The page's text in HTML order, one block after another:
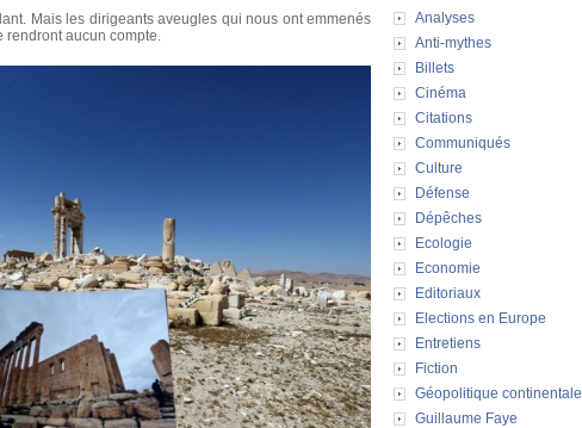
Analyses
Anti-mythes
Billets
Cinéma
Citations
Communiqués
Culture
Défense
Dépêches
Ecologie
Economie
Editoriaux
Elections en Europe
Entretiens
Fiction
Géopolitique continentale
Guillaume Faye
Mais les dirigeants aveugles qui nous ont emmenés
rendront aucun compte.